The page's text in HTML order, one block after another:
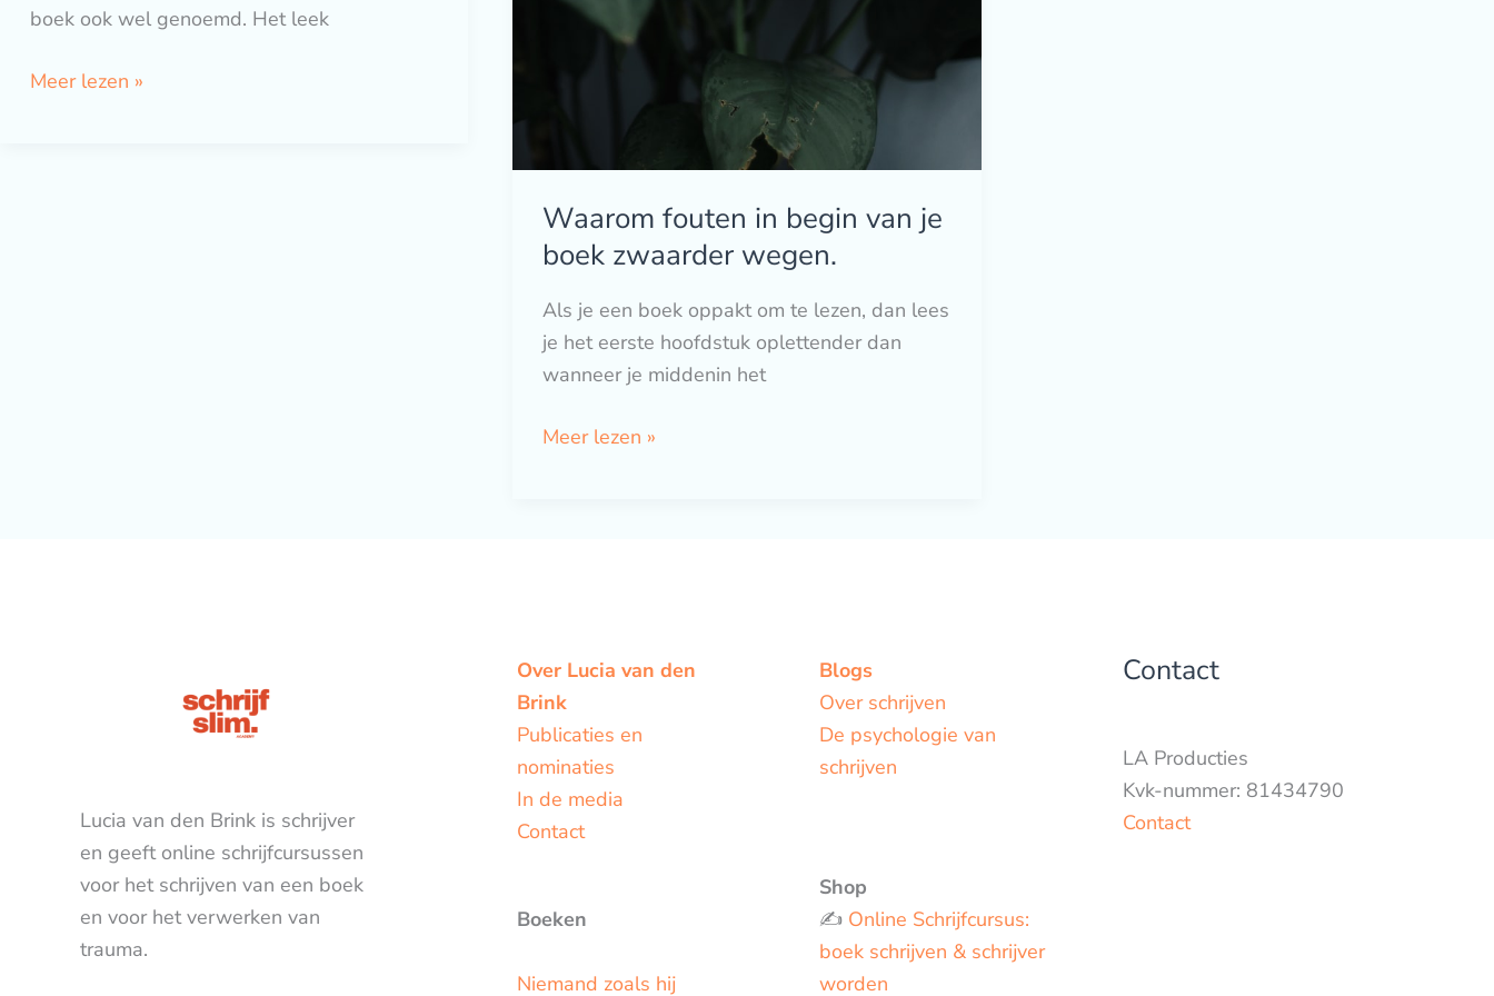
boek ook wel genoemd. Het leek
Meer lezen »
Waarom fouten in begin van je
boek zwaarder wegen.
Als je een boek oppakt om te lezen, dan lees
je het eerste hoofdstuk oplettender dan
wanneer je middenin het
Meer lezen »
Lucia van den Brink is schrijver
en geeft online schrijfcursussen
voor het schrijven van een boek
en voor het verwerken van
trauma.
Over Lucia van den
Brink
Publicaties en
nominaties
In de media
Contact
Boeken
Niemand zoals hij
Blogs
Over schrijven
De psychologie van
schrijven
Shop
✍️ Online Schrijfcursus:
boek schrijven & schrijver
worden
Contact
LA Producties
Kvk-nummer: 81434790
Contact